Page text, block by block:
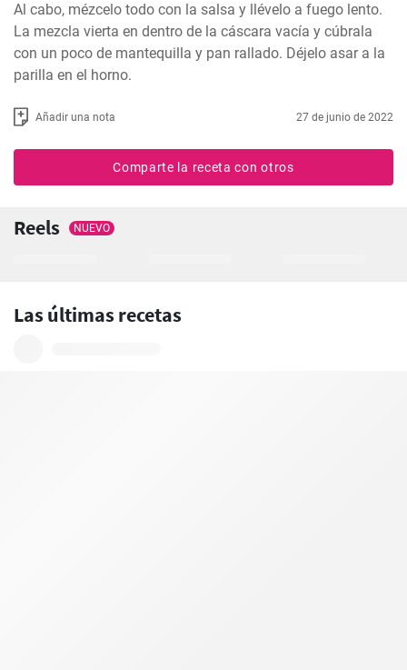
Al cabo, mézcelo todo con la salsa y llévelo a fuego lento.
La mezcla vierta en dentro de la cáscara vacía y cúbrala
con un poco de mantequilla y pan rallado. Déjelo asar a la
parilla en el horno.
Añadir una nota 27 de junio de 2022
Comparte la receta con otros
Reels NUEVO
Las últimas recetas